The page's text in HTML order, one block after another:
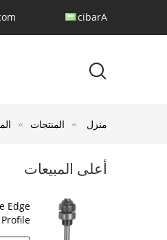
Arabic
منزل المنتجات
أعلى المبيعات
Edge
Profile بت